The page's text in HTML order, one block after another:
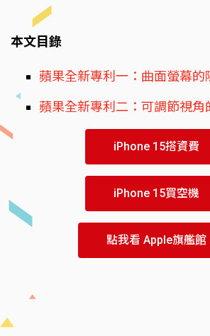
本文目錄
蘋果全新專利一：曲面螢幕的
蘋果全新專利二：可調節視角
iPhone 15搭資費
iPhone 15買空機
點我看 Apple旗艦館